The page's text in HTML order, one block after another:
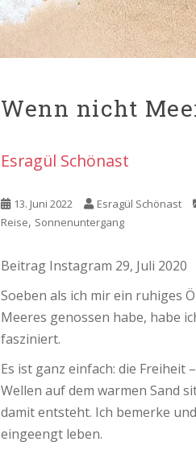
Wenn nicht
Esragül Schönast
13. Juni 2022 Esragül Schönast
Reise, Sonnenuntergang
Beitrag Instagram 29, Juli 2020
Soeben als ich mir ein ruhiges
Meeres genossen habe, habe
fasziniert.
Es ist ganz einfach: die Freiheit
Wellen auf dem warmen Sand
damit entsteht. Ich bemerke
eingeengt leben.